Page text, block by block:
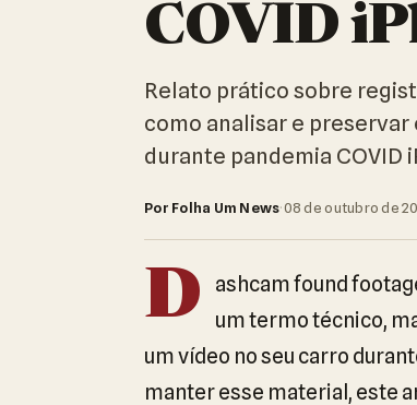
COVID
Relato prático sobre
como analisar e
durante pandemia COVID
Por Folha Um News·08 de outubro de
D
ashcam found
um termo técnico,
um vídeo no seu carro
manter esse material, este